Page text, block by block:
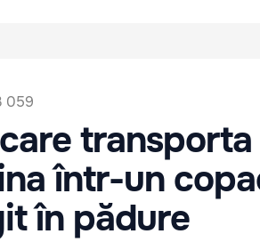
059
într-un
în pădure